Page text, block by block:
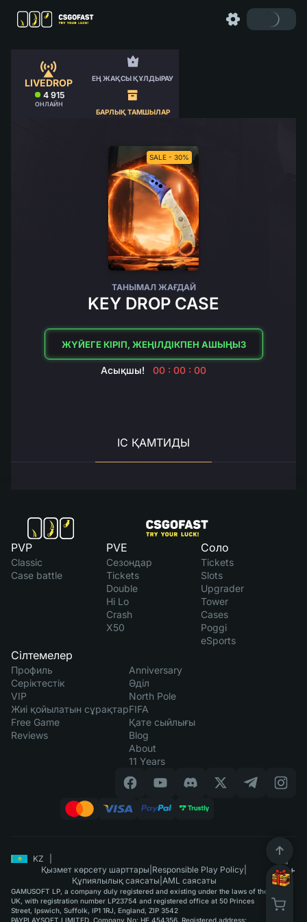
LIVEDROP
4 915
ОНЛАЙН
ЕҢ ЖАҚСЫ ҚҰЛДЫРАУ
БАРЛЫҚ ТАМШЫЛАР
SALE - 30%
ТАНЫМАЛ ЖАҒДАЙ
KEY DROP CASE
ЖҮЙЕГЕ КІРІП, ЖЕҢІЛДІКПЕН АШЫҢЫЗ
Асықшы! 00 : 00 : 00
ІС ҚАМТИДЫ
PVP
Classic
Case battle
PVE
Сезондар
Tickets
Double
Hi Lo
Crash
X50
Соло
Tickets
Slots
Upgrader
Tower
Cases
Poggi
eSports
Сілтемелер
Профиль
Серіктестік
VIP
Жиі қойылатын сұрақтар
Free Game
Reviews
Anniversary
Әділ
North Pole
FIFA
Қате сыйлығы
Blog
About
11 Years
KZ
Қызмет көрсету шарттары Responsible Play Policy
Құпиялылық саясаты AML саясаты
GAMUSOFT LP, a company duly registered and existing under the laws of the
UK, with registration number LP23754 and registered office at 50 Princes
Street, Ipswich, Suffolk, IP1 1RJ, England, ZIP 3542
PAYPLAYSOFT LIMITED. Company No: HE 454356. Registered address: